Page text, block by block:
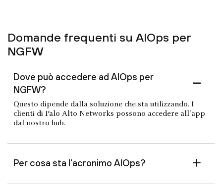
Domande frequenti su AIOps per
NGFW
Dove può accedere ad AIOps per
NGFW?
Questo dipende dalla soluzione che sta utilizzando. I
clienti di Palo Alto Networks possono accedere all'app
dal nostro hub.
Per cosa sta l'acronimo AIOps?